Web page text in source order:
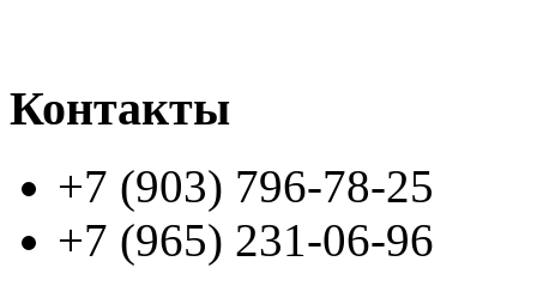
Контакты
+7 (903) 796-78-25
+7 (965) 231-06-96